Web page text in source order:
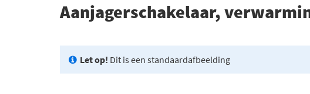
Aanjagerschakelaar,
Let op! Dit is een standaardafbeelding